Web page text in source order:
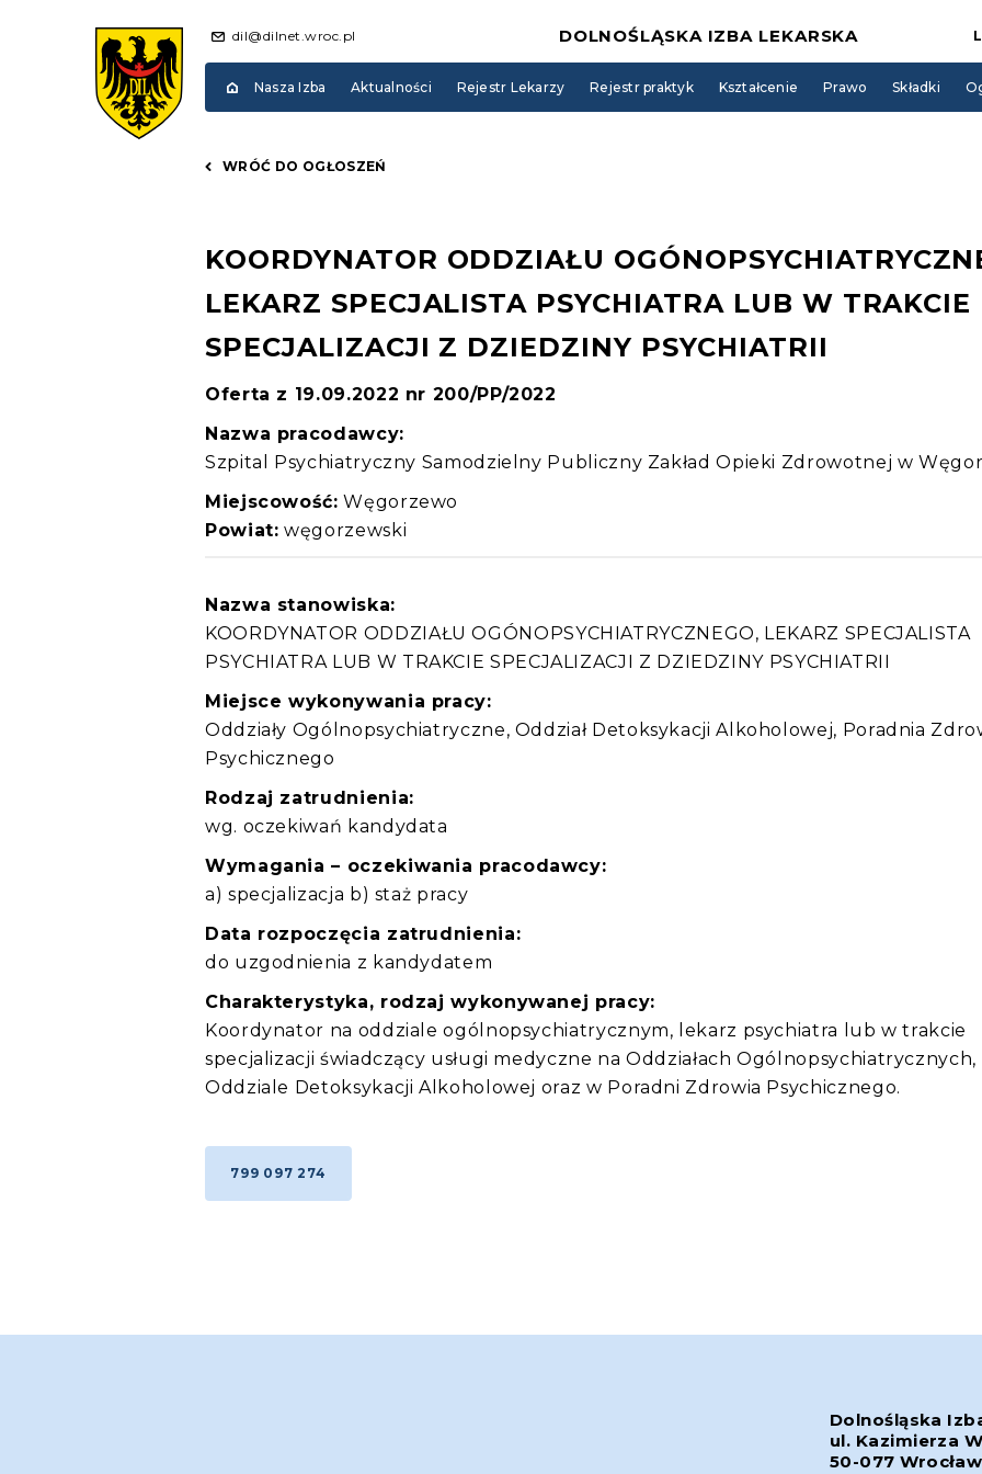
dil@dilnet.wroc.pl DOLNOŚLĄSKA IZBA LEKARSKA
Nasza Izba Aktualności Rejestr Lekarzy Rejestr praktyk Kształcenie Prawo Składki
WRÓĆ DO OGŁOSZEŃ
KOORDYNATOR ODDZIAŁU
LEKARZ SPECJALISTA PSYCHIATRA LUB W TRAKCIE
SPECJALIZACJI Z DZIEDZINY PSYCHIATRII
Oferta z 19.09.2022 nr 200/PP/2022
Nazwa pracodawcy:
Szpital Psychiatryczny Samodzielny Publiczny Zakład Opieki Zdrowotnej w
Miejscowość: Węgorzewo
Powiat: węgorzewski
Nazwa stanowiska:
KOORDYNATOR ODDZIAŁU OGÓNOPSYCHIATRYCZNEGO, LEKARZ SPECJALISTA
PSYCHIATRA LUB W TRAKCIE SPECJALIZACJI Z DZIEDZINY PSYCHIATRII
Miejsce wykonywania pracy:
Oddziały Ogólnopsychiatryczne, Oddział Detoksykacji Alkoholowej, Poradnia
Psychicznego
Rodzaj zatrudnienia:
wg. oczekiwań kandydata
Wymagania – oczekiwania pracodawcy:
a) specjalizacja b) staż pracy
Data rozpoczęcia zatrudnienia:
do uzgodnienia z kandydatem
Charakterystyka, rodzaj wykonywanej pracy:
Koordynator na oddziale ogólnopsychiatrycznym, lekarz psychiatra lub w trakcie
specjalizacji świadczący usługi medyczne na Oddziałach Ogólnopsychiatrycznych,
Oddziale Detoksykacji Alkoholowej oraz w Poradni Zdrowia Psychicznego.
799 097 274
Dolnośląska
ul. Kazimierza
50-077 Wrocław